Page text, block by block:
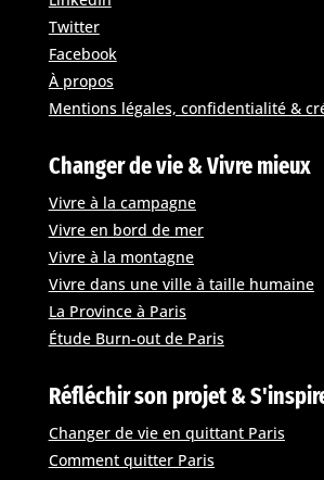
Twitter
Facebook
À propos
Mentions légales, confidentialité &
Changer de vie & Vivre mieux
Vivre à la campagne
Vivre en bord de mer
Vivre à la montagne
Vivre dans une ville à taille humaine
La Province à Paris
Étude Burn-out de Paris
Réfléchir son projet &
Changer de vie en quittant Paris
Comment quitter Paris